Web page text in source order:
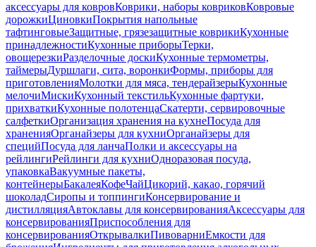
аксессуары для ковровКоврики, наборы ковриковКовровые
дорожкиЦиновкиПокрытия напольные
тафтинговыеЗащитные, грязезащитные коврикиКухонные
принадлежностиКухонные приборыТерки,
овощерезкиРазделочные доскиКухонные термометры,
таймерыДуршлаги, сита, воронкиФормы, приборы для
приготовленияМолотки для мяса, тендерайзерыКухонные
мелочиМискиКухонный текстильКухонные фартуки,
прихваткиКухонные полотенцаСкатерти, сервировочные
салфеткиОрганизация хранения на кухнеПосуда для
храненияОрганайзеры для кухниОрганайзеры для
специйПосуда для ланчаПолки и аксессуары на
рейлингиРейлинги для кухниОдноразовая посуда,
упаковкаВакуумные пакеты,
контейнерыБакалеяКофеЧайЦикорий, какао, горячий
шоколадСиропы и топпингиКонсервирование и
дистилляцияАвтоклавы для консервированияАксессуары для
консервированияПриспособления для
консервированияОткрывалкиПивоварниЕмкости для